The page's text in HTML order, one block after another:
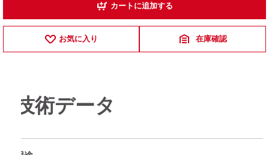
カートに追加する
お気に入り 在庫確認
技術データ